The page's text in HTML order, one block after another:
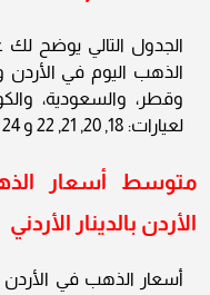
الجدول التالي يوضح لك
الذهب اليوم في الأردن
وقطر، والسعودية،
لعيارات: 18, 20, 21, 22 و 24 قيراط.
متوسط أسعار
الأردن بالدينار الأردني